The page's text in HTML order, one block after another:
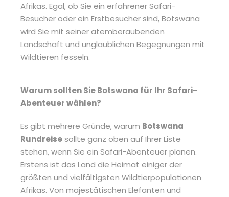
Afrikas. Egal, ob Sie ein erfahrener Safari-
Besucher oder ein Erstbesucher sind, Botswana
wird Sie mit seiner atemberaubenden
Landschaft und unglaublichen Begegnungen mit
Wildtieren fesseln.
Warum sollten Sie Botswana für Ihr Safari-
Abenteuer wählen?
Es gibt mehrere Gründe, warum Botswana
Rundreisesollte ganz oben auf Ihrer Liste
stehen, wenn Sie ein Safari-Abenteuer planen.
Erstens ist das Land die Heimat einiger der
größten und vielfältigsten Wildtierpopulationen
Afrikas. Von majestätischen Elefanten und